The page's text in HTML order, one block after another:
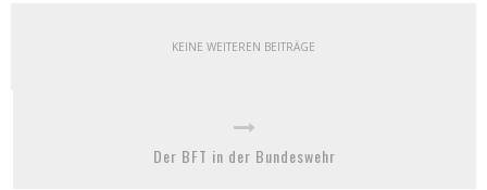
KEINE WEITEREN BEITRÄGE
Der BFT in der Bundeswehr